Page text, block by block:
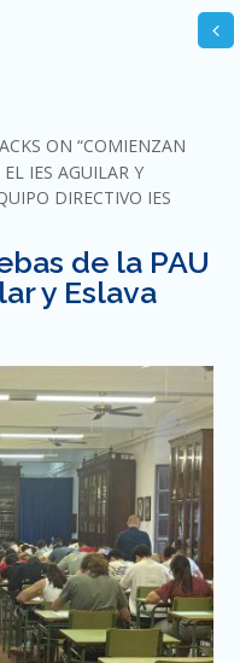
ON “COMIENZAN
IES AGUILAR Y
DIRECTIVO IES
de la PAU
y Eslava